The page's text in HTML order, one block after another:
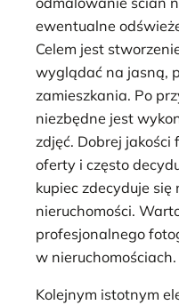
ewentualne
Celem jest
wyglądać na jasną,
zamieszkania. Po
niezbędne jest
zdjęć. Dobrej
oferty i często
kupiec zdecyduje się
nieruchomości.
profesjonalnego
w nieruchomościach.
Kolejnym istotnym